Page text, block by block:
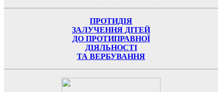
ПРОТИДІЯ
ЗАЛУЧЕННЯ ДІТЕЙ
ДО ПРОТИПРАВНОЇ
ДІЯЛЬНОСТІ
ТА ВЕРБУВАННЯ